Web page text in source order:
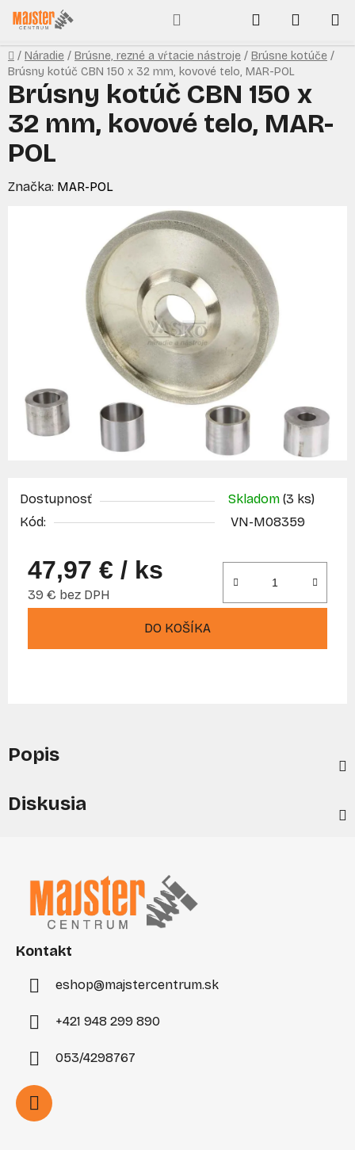
Prejsť
na
obsah
Hľadať
KOŠÍK
Domov
/ Náradie / Brúsne, rezné a vŕtacie nástroje / Brúsne kotúče /
Brúsny kotúč CBN 150 x 32 mm, kovové telo, MAR-POL
Dostupnosť Skladom (3 ks)
Kód:
VN-M08359
47,97 € / ks
39 € bez DPH
DO KOŠÍKA
Brúsny kotúč CBN 150 x
32 mm, kovové telo, MAR-
POL
Značka: MAR-POL
Popis
Diskusia
Kontakt
eshop@majstercentrum.sk
+421 948 299 890
053/4298767